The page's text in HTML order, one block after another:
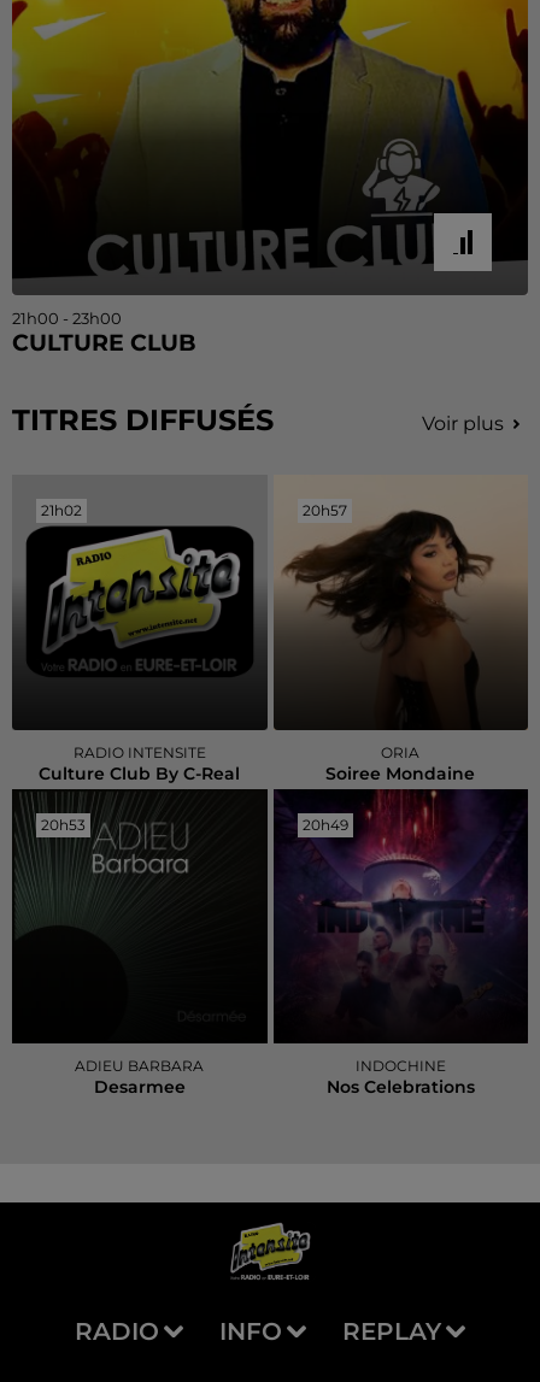
21h00 - 23h00
CULTURE CLUB
TITRES DIFFUSÉS Voir plus
21h02
21h02
RADIO INTENSITE
Culture Club By C-Real
20h57
20h57
ORIA
Soiree Mondaine
20h53
20h53
ADIEU BARBARA
Desarmee
20h49
20h49
INDOCHINE
Nos Celebrations
RADIO INFO REPLAY